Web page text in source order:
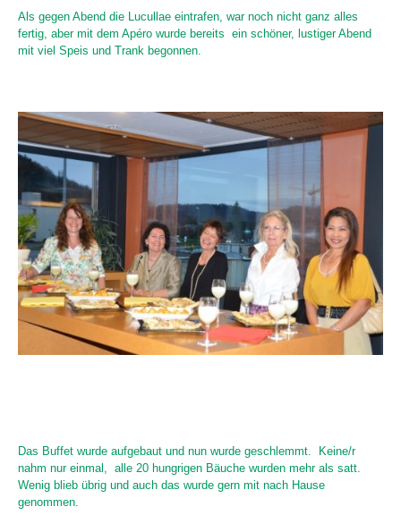
Als gegen Abend die Lucullae eintrafen, war noch nicht ganz alles
fertig, aber mit dem Apéro wurde bereits ein schöner, lustiger Abend
mit viel Speis und Trank begonnen.
Das Buffet wurde aufgebaut und nun wurde geschlemmt. Keine/r
nahm nur einmal, alle 20 hungrigen Bäuche wurden mehr als satt.
Wenig blieb übrig und auch das wurde gern mit nach Hause
genommen.